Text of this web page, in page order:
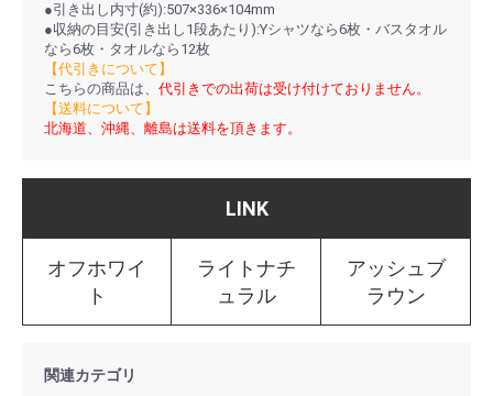
●引き出し内寸(約):507×336×104mm
●収納の目安(引き出し1段あたり):Yシャツなら6枚・バスタオル
なら6枚・タオルなら12枚
【代引きについて】
こちらの商品は、 代引きでの出荷は受け付けておりません。
【送料について】
北海道、沖縄、離島は送料を頂きます。
LINK
オフホワイ
ト
ライトナチ
ュラル
アッシュブ
ラウン
関連カテゴリ